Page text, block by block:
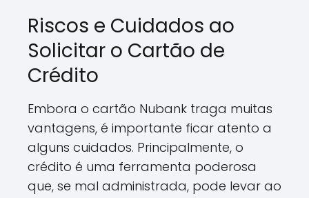
Riscos e Cuidados ao
Solicitar o Cartão de
Crédito
Embora o cartão Nubank traga muitas
vantagens, é importante ficar atento a
alguns cuidados. Principalmente, o
crédito é uma ferramenta poderosa
que, se mal administrada, pode levar ao